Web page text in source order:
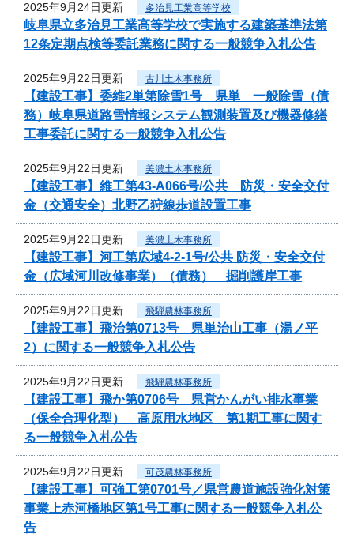
2025年9月24日更新 多治見工業高等学校
岐阜県立多治見工業高等学校で実施する建築基準法第
12条定期点検等委託業務に関する一般競争入札公告
2025年9月22日更新 古川土木事務所
【建設工事】委維2単第除雪1号 県単 一般除雪（債
務）岐阜県道路雪情報システム観測装置及び機器修繕
工事委託に関する一般競争入札公告
2025年9月22日更新 美濃土木事務所
【建設工事】維工第43-A066号/公共 防災・安全交付
金（交通安全）北野乙狩線歩道設置工事
2025年9月22日更新 美濃土木事務所
【建設工事】河工第広域4-2-1号/公共 防災・安全交付
金（広域河川改修事業）（債務） 掘削護岸工事
2025年9月22日更新 飛騨農林事務所
【建設工事】飛治第0713号 県単治山工事（湯ノ平
2）に関する一般競争入札公告
2025年9月22日更新 飛騨農林事務所
【建設工事】飛か第0706号 県営かんがい排水事業
（保全合理化型） 高原用水地区 第1期工事に関す
る一般競争入札公告
2025年9月22日更新 可茂農林事務所
【建設工事】可強工第0701号／県営農道施設強化対策
事業上赤河橋地区第1号工事に関する一般競争入札公
告